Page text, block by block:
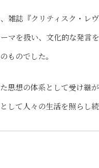
雑誌『クリティスク・レ
マを扱い、文化的な発言
ものでした。
思想の体系として受け継
して人々の生活を照らし続